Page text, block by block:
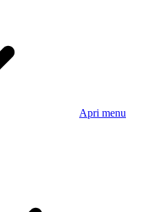
Apri menu